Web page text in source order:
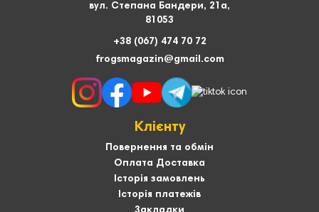
вул. Степана Бандери, 21а,
81053
+38 (067) 474 70 72
frogsmagazin@gmail.com
Клієнту
Повернення та обмін
Оплата Доставка
Історія замовлень
Історія платежів